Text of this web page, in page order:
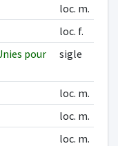
loc. m.
loc. f.
pour
sigle
loc. m.
loc. m.
loc. m.